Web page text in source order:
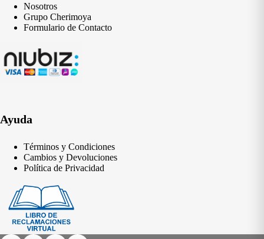
Nosotros
Grupo Cherimoya
Formulario de Contacto
Ayuda
Términos y Condiciones
Cambios y Devoluciones
Política de Privacidad